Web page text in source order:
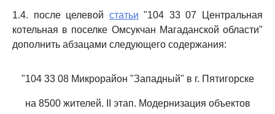
1.4. после целевой статьи "104 33 07 Центральная
котельная в поселке Омсукчан Магаданской области"
дополнить абзацами следующего содержания:
"104 33 08 Микрорайон "Западный" в г. Пятигорске
на 8500 жителей. II этап. Модернизация объектов